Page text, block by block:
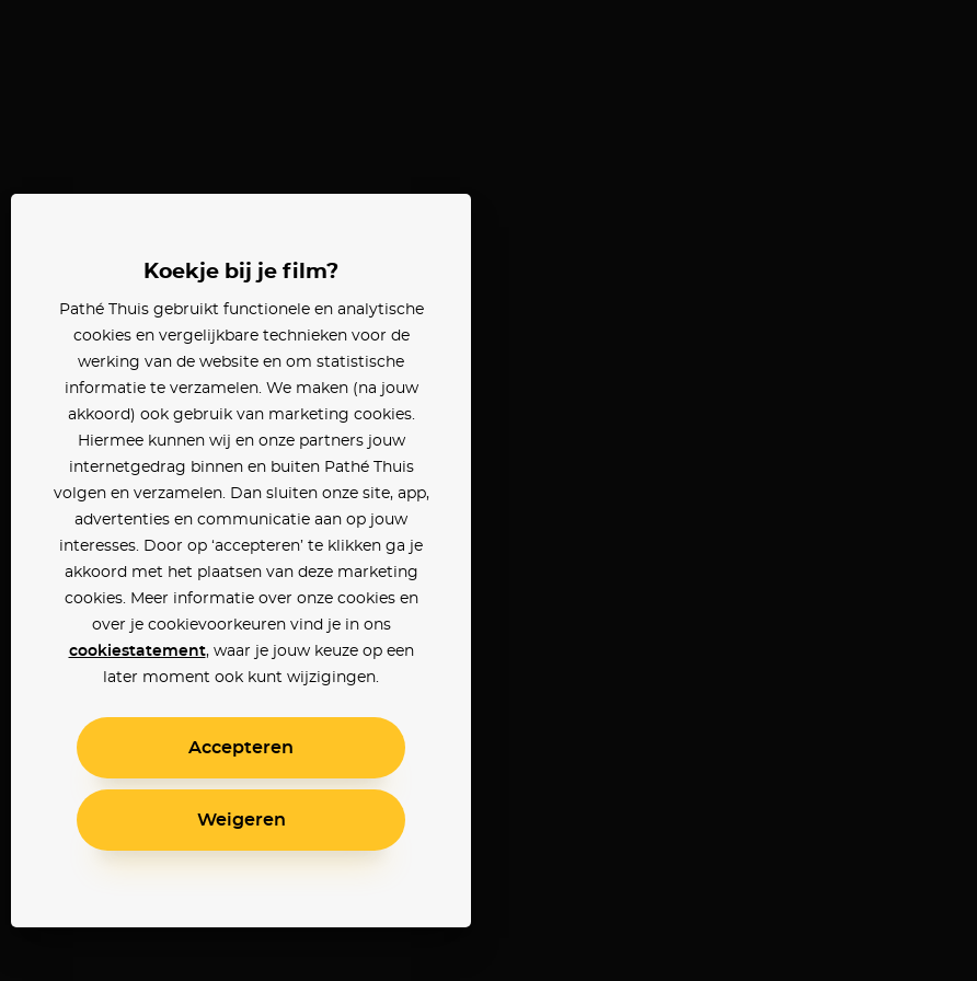
Koekje bij je film?
Pathé Thuis gebruikt functionele en analytische
cookies en vergelijkbare technieken voor de
werking van de website en om statistische
informatie te verzamelen. We maken (na jouw
akkoord) ook gebruik van marketing cookies.
Hiermee kunnen wij en onze partners jouw
internetgedrag binnen en buiten Pathé Thuis
volgen en verzamelen. Dan sluiten onze site, app,
advertenties en communicatie aan op jouw
interesses. Door op ‘accepteren’ te klikken ga je
akkoord met het plaatsen van deze marketing
cookies. Meer informatie over onze cookies en
over je cookievoorkeuren vind je in ons
cookiestatement, waar je jouw keuze op een
later moment ook kunt wijzigingen.
Accepteren
Weigeren